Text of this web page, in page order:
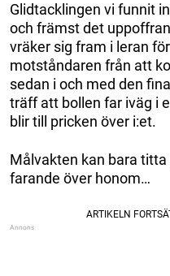
Glidtacklingen vi funnit
och främst det
vräker sig fram i leran
motståndaren från att
sedan i och med den
träff att bollen far iväg i
blir till pricken över i:et.
Målvakten kan bara
farande över honom…